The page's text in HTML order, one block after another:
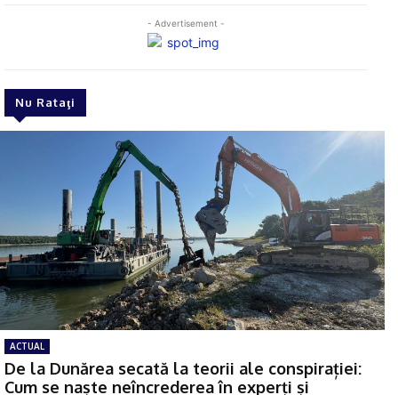
- Advertisement -
Nu Rataţi
ACTUAL
De la Dunărea secată la teorii ale conspirației:
Cum se naște neîncrederea în experți și